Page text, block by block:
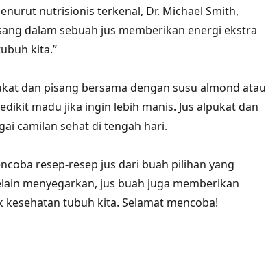
nutrisionis terkenal, Dr. Michael Smith,
dalam sebuah jus memberikan energi ekstra
kita.”
dan pisang bersama dengan susu almond atau
madu jika ingin lebih manis. Jus alpukat dan
camilan sehat di tengah hari.
resep-resep jus dari buah pilihan yang
menyegarkan, jus buah juga memberikan
tubuh kita. Selamat mencoba!